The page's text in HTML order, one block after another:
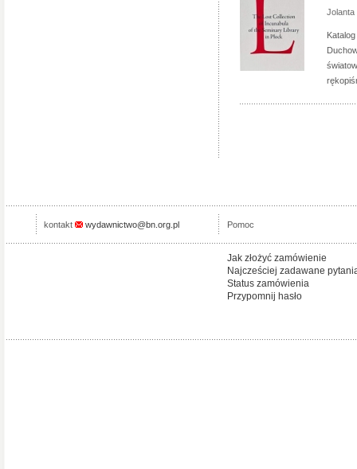
Jolanta
kontakt wydawnictwo@bn.org.pl Pomoc
Jak złożyć zamówienie
Najcześciej zadawane
Status zamówienia
Przypomnij hasło